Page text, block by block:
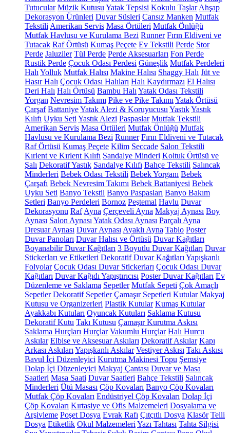
Tutucular Müzik Kutusu Yatak Tepsisi Kokulu Taşlar Ahşap
Dekorasyon Ürünleri Duvar Süsleri Cansız Manken Mutfak
Tekstili Amerikan Servis Masa Örtüleri Mutfak Önlüğü
Mutfak Havlusu ve Kurulama Bezi Runner Fırın Eldiveni ve
Tutacak Raf Örtüsü Kumaş Peçete Ev Tekstili Perde Stor
Perde Jaluziler Tül Perde Perde Aksesuarları Fon Perde
Rustik Perde Çocuk Odası Perdesi Güneşlik Mutfak Perdeleri
Halı Yolluk Mutfak Halısı Makine Halısı Shaggy Halı Jüt ve
Hasır Halı Çocuk Odası Halıları Halı Kaydırmazı El Halısı
Deri Halı Halı Örtüsü Bambu Halı Yatak Odası Tekstili
Yorgan Nevresim Takımı Pike ve Pike Takımı Yatak Örtüsü
Çarşaf BattaniyeYatak Alezi & Koruyucusu YastıkYastık
Kılıfı Uyku Seti Yastık Alezi Paspaslar Mutfak Tekstili
Amerikan Servis Masa Örtüleri Mutfak Önlüğü Mutfak
Havlusu ve Kurulama Bezi Runner Fırın Eldiveni ve Tutacak
Raf Örtüsü Kumaş Peçete Kilim Seccade Salon Tekstili
Kırlent ve Kırlent Kılıfı Sandalye Minderi Koltuk Örtüsü ve
Şalı Dekoratif Yastık Sandalye Kılıfı Bahçe Tekstili Salıncak
Minderleri Bebek Odası Tekstili Bebek Yorganı Bebek
Çarşafı Bebek Nevresim Takımı Bebek Battaniyesi Bebek
Uyku Seti Banyo Tekstil Banyo Paspasları Banyo Bakım
Setleri Banyo Perdeleri Bornoz Peştemal Havlu Duvar
Dekorasyonu Raf Ayna Çerçeveli Ayna Makyaj Aynası Boy
Aynası Salon Aynası Yatak Odası Aynası Parçalı Ayna
Dresuar Aynası Duvar Aynası Ayaklı Ayna Tablo Poster
Duvar Panoları Duvar Halısı ve Örtüsü Duvar Kağıtları
Boyanabilir Duvar Kağıtları 3 Boyutlu Duvar Kağıtları Duvar
Stickerları ve Etiketleri Dekoratif Duvar Kağıtları Yapışkanlı
Folyolar Çocuk Odası Duvar Stickerları Çocuk Odası Duvar
Kağıtları Duvar Kağıdı Yapıştırıcısı Poster Duvar Kağıtları Ev
Düzenleme ve Saklama Sepetler Mutfak Sepeti Çok Amaçlı
Sepetler Dekoratif Sepetler Çamaşır Sepetleri Kutular Makyaj
Kutusu ve Organizerleri Plastik Kutular Kumaş Kutular
Ayakkabı Kutuları Oyuncak Kutuları Saklama Kutusu
Dekoratif Kutu Takı Kutusu Çamaşır Kurutma Askısı
Saklama Hurçları Hurçlar Vakumlu Hurçlar Halı Hurcu
Askılar Elbise ve Aksesuar Askıları Dekoratif Askılar Kapı
Arkası Askıları Yapışkanlı Askılar Vestiyer Askısı Takı Askısı
Bavul İçi Düzenleyici Kurutma Makinesi Topu Şemsiye
Dolap İçi Düzenleyici Makyaj Çantası Duvar ve Masa
Saatleri Masa Saati Duvar Saatleri Bahçe Tekstili Salıncak
Minderleri Ütü Masası Çöp Kovaları Banyo Çöp Kovaları
Mutfak Çöp Kovaları Endüstriyel Çöp Kovaları Dolap İçi
Çöp Kovaları Kırtasiye ve Ofis Malzemeleri Dosyalama ve
Arşivleme Poşet Dosya Evrak Rafı Çıtçıtlı Dosya Klasör Telli
Dosya Etiketlik Okul Malzemeleri Yazı Tahtası Tahta Silgisi